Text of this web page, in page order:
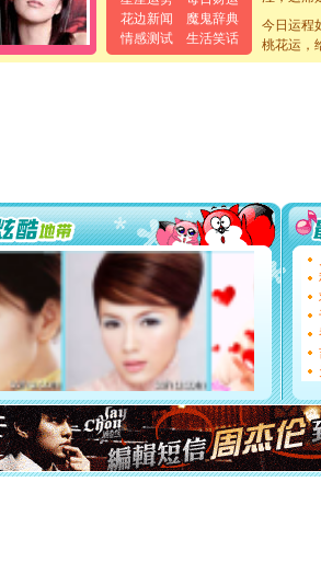
花边新闻
魔鬼辞典
情感测试
生活笑话
卖了。水
[春节]风
颜！冬去
道一声平
能正大光
都要快乐
[圣诞节]
如意,快
[元旦]
断电。
你是我
[元旦]
起；二
离。水
[元旦]当
泣，这痛
卖了。水
[春节]风
颜！冬去
今日运程
桃花运，